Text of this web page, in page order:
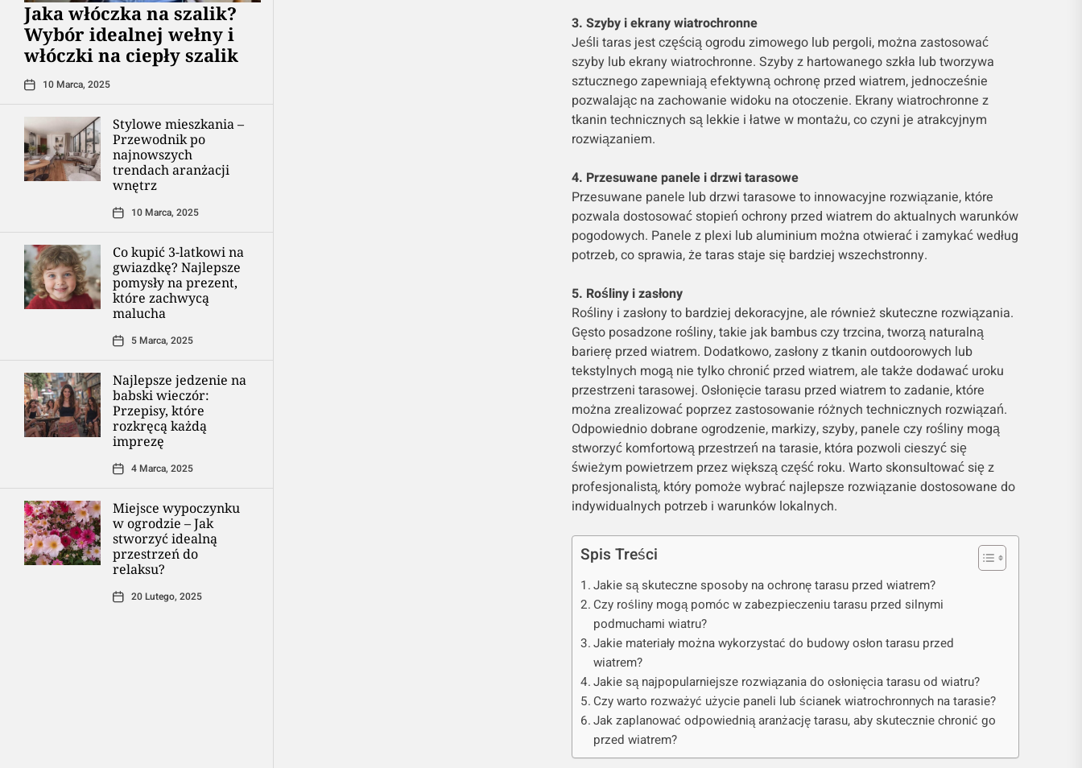
Jaka włóczka na szalik?
Wybór idealnej wełny i
włóczki na ciepły szalik
10 Marca, 2025
Stylowe mieszkania –
Przewodnik po
najnowszych
trendach aranżacji
wnętrz
10 Marca, 2025
Co kupić 3-latkowi na
gwiazdkę? Najlepsze
pomysły na prezent,
które zachwycą
malucha
5 Marca, 2025
Najlepsze jedzenie na
babski wieczór:
Przepisy, które
rozkręcą każdą
imprezę
4 Marca, 2025
Miejsce wypoczynku
w ogrodzie – Jak
stworzyć idealną
przestrzeń do
relaksu?
20 Lutego, 2025
3. Szyby i ekrany wiatrochronne
Jeśli taras jest częścią ogrodu zimowego lub pergoli, można zastosować
szyby lub ekrany wiatrochronne. Szyby z hartowanego szkła lub tworzywa
sztucznego zapewniają efektywną ochronę przed wiatrem, jednocześnie
pozwalając na zachowanie widoku na otoczenie. Ekrany wiatrochronne z
tkanin technicznych są lekkie i łatwe w montażu, co czyni je atrakcyjnym
rozwiązaniem.
4. Przesuwane panele i drzwi tarasowe
Przesuwane panele lub drzwi tarasowe to innowacyjne rozwiązanie, które
pozwala dostosować stopień ochrony przed wiatrem do aktualnych warunków
pogodowych. Panele z plexi lub aluminium można otwierać i zamykać według
potrzeb, co sprawia, że taras staje się bardziej wszechstronny.
5. Rośliny i zasłony
Rośliny i zasłony to bardziej dekoracyjne, ale również skuteczne rozwiązania.
Gęsto posadzone rośliny, takie jak bambus czy trzcina, tworzą naturalną
barierę przed wiatrem. Dodatkowo, zasłony z tkanin outdoorowych lub
tekstylnych mogą nie tylko chronić przed wiatrem, ale także dodawać uroku
przestrzeni tarasowej. Osłonięcie tarasu przed wiatrem to zadanie, które
można zrealizować poprzez zastosowanie różnych technicznych rozwiązań.
Odpowiednio dobrane ogrodzenie, markizy, szyby, panele czy rośliny mogą
stworzyć komfortową przestrzeń na tarasie, która pozwoli cieszyć się
świeżym powietrzem przez większą część roku. Warto skonsultować się z
profesjonalistą, który pomoże wybrać najlepsze rozwiązanie dostosowane do
indywidualnych potrzeb i warunków lokalnych.
Spis Treści
Jakie są skuteczne sposoby na ochronę tarasu przed wiatrem?
Czy rośliny mogą pomóc w zabezpieczeniu tarasu przed silnymi
podmuchami wiatru?
Jakie materiały można wykorzystać do budowy osłon tarasu przed
wiatrem?
Jakie są najpopularniejsze rozwiązania do osłonięcia tarasu od wiatru?
Czy warto rozważyć użycie paneli lub ścianek wiatrochronnych na tarasie?
Jak zaplanować odpowiednią aranżację tarasu, aby skutecznie chronić go
przed wiatrem?